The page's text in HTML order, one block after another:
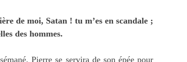
de moi, Satan ! tu m’es en scandale ;
des hommes.
Pierre se servira de son épée pour